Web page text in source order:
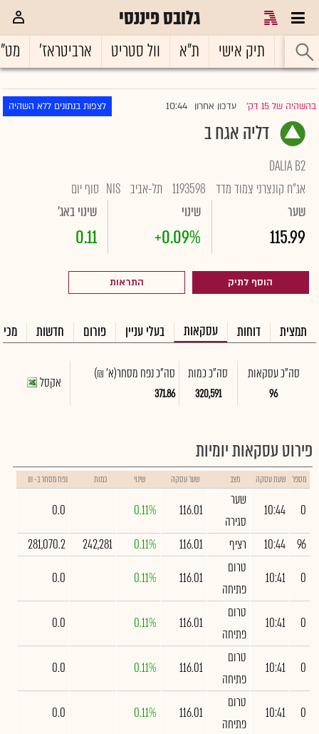
גלובס פיננסי
ראשי תיק אישי ת"א וול סטריט ארביטראז'
בהשהיה של 15 דק' |עדכון אחרון 10:44 לצפות בנתונים ללא השהיה
דליה אגח ב
DALIA B2
אג"ח קונצרני צמוד מדד 1193598 תל-אביב NIS סוף יום
שער
115.99
שינוי
+0.09%
שינוי באג'
0.11
הוסף לתיק התראות
תמצית דוחות עסקאות בעלי עניין פורום חדשות
סה"כ עסקאות
96
סה"כ כמות
320,591
סה"כ נפח מסחר(א' ₪)
371.86
אקסל
פירוט עסקאות יומיות
מספר שעת עסקה מצב שער עסקה שינוי כמות נפח מסחר ב- ₪
0
10:44
שער
סגירה
116.01
0.11%
0.0
96
10:44 רציף 116.01
0.11%
242,281
281,070.2
0
10:41
טרום
פתיחה
116.01
0.11%
0.0
0
10:41
טרום
פתיחה
116.01
0.11%
0.0
0
10:41
טרום
פתיחה
116.01
0.11%
0.0
0
10:41
טרום
פתיחה
116.01
0.11%
0.0